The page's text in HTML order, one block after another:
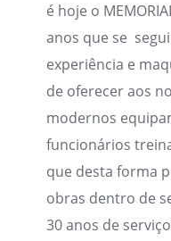
é hoje o
anos que se
experiência e
de oferecer aos
modernos
funcionários
que desta forma
obras dentro de
30 anos de